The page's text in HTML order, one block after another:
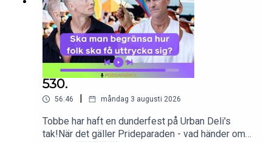
530.
56:46 | måndag 3 augusti 2026
Tobbe har haft en dunderfest på Urban Deli's
tak!När det gäller Prideparaden - vad händer om